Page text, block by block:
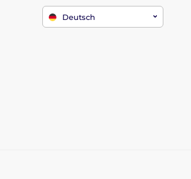
Deutsch